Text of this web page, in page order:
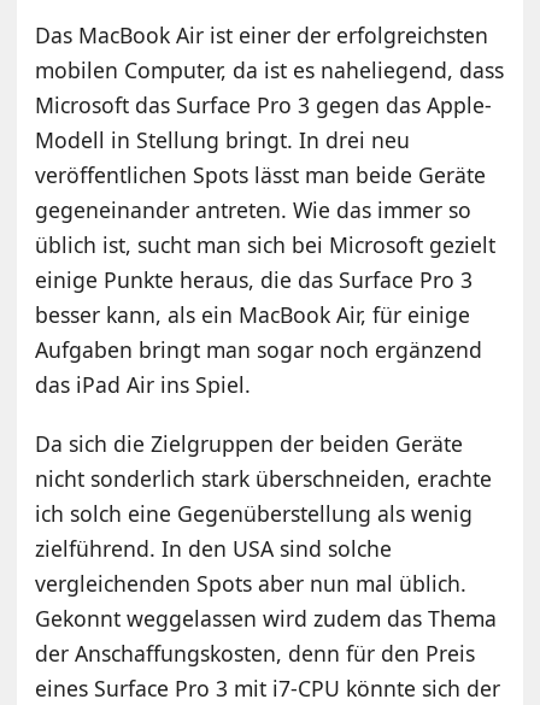
Das MacBook Air ist einer der erfolgreichsten
mobilen Computer, da ist es naheliegend, dass
Microsoft das Surface Pro 3 gegen das Apple-
Modell in Stellung bringt. In drei neu
veröffentlichen Spots lässt man beide Geräte
gegeneinander antreten. Wie das immer so
üblich ist, sucht man sich bei Microsoft gezielt
einige Punkte heraus, die das Surface Pro 3
besser kann, als ein MacBook Air, für einige
Aufgaben bringt man sogar noch ergänzend
das iPad Air ins Spiel.
Da sich die Zielgruppen der beiden Geräte
nicht sonderlich stark überschneiden, erachte
ich solch eine Gegenüberstellung als wenig
zielführend. In den USA sind solche
vergleichenden Spots aber nun mal üblich.
Gekonnt weggelassen wird zudem das Thema
der Anschaffungskosten, denn für den Preis
eines Surface Pro 3 mit i7-CPU könnte sich der